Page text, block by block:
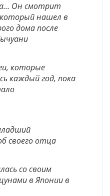
Он смотрит
нашел в
дома после
которые
каждый год, пока
своего отца
со своим
в Японии в